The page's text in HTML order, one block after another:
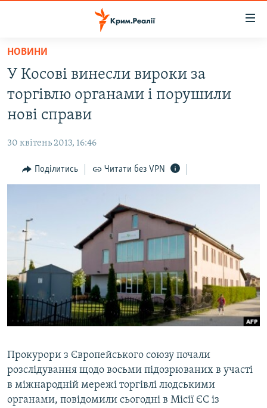
Перейти
основного
матеріалу
Перейти
до
основної
Перейти
до
ВІДЕО ТА ФОТО
БЛОГИ
ПОГЛЯД
СПЕЦПРОЕКТИ
ДЕПОРТАЦІЯ
ВІДЕОУРОКИ «ELIFBE»
СВІДЧЕННЯ ОКУПАЦІЇ
УКРАЇНСЬКА ПРОБЛЕМА КРИМУ
ЯК ОБІЙТИ БЛОКУВАННЯ
Русский
Qırımtatar
Усі сайти RFE/RL
НОВИНИ
У Косові винесли вироки за
торгівлю органами і порушили
нові справи
30 квітень 2013, 16:46
Поділитись Читати без VPN
Прокурори з Європейського союзу почали
розслідування щодо восьми підозрюваних в участі
в міжнародній мережі торгівлі людськими
органами, повідомили сьогодні в Місії ЄС із